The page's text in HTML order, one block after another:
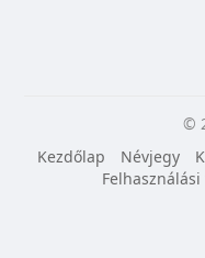
©
Kezdőlap
Névjegy